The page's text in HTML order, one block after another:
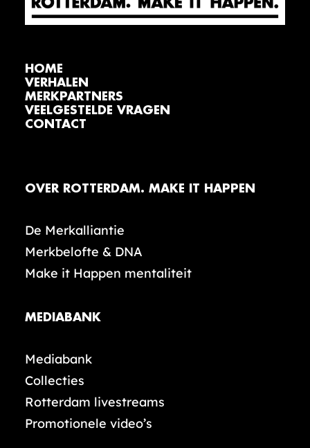
HOME
VERHALEN
MERKPARTNERS
VEELGESTELDE VRAGEN
CONTACT
OVER ROTTERDAM. MAKE IT HAPPEN
De Merkalliantie
Merkbelofte & DNA
Make it Happen mentaliteit
MEDIABANK
Mediabank
Collecties
Rotterdam livestreams
Promotionele video’s